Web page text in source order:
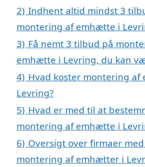
2) Indhent altid mindst 3
montering af emhætte i
3) Få nemt 3 tilbud på
emhætte i Levring, du kan
4) Hvad koster montering af
Levring?
5) Hvad er med til at
montering af emhætte i
6) Oversigt over firmaer
montering af emhætter i